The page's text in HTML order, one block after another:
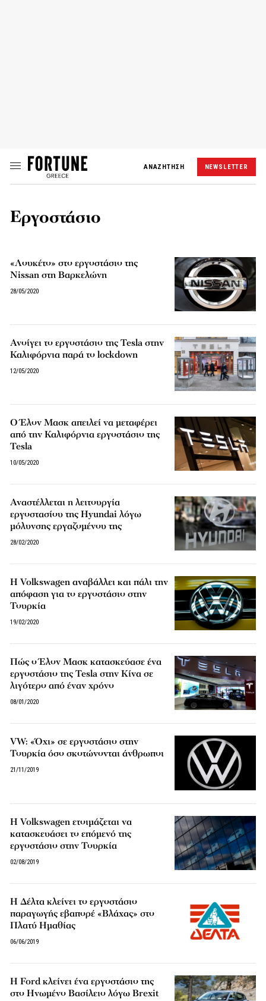
ΑΝΑΖΗΤΗΣΗ NEWSLETTER
Εργοστάσιο
«Λουκέτο» στο εργοστάσιο της
Nissan στη Βαρκελώνη
28/05/2020
Ανοίγει το εργοστάσιο της Tesla στην
Καλιφόρνια παρά το lockdown
12/05/2020
Ο Έλον Μασκ απειλεί να μεταφέρει
από την Καλιφόρνια εργοστάσιο της
Tesla
10/05/2020
Αναστέλλεται η λειτουργία
εργοστασίου της Hyundai λόγω
μόλυνσης εργαζομένου της
28/02/2020
Η Volkswagen αναβάλλει και πάλι την
απόφαση για το εργοστάσιο στην
Τουρκία
19/02/2020
Πώς ο Έλον Μασκ κατασκεύασε ένα
εργοστάσιο της Tesla στην Κίνα σε
λιγότερο από έναν χρόνο
08/01/2020
VW: «Όχι» σε εργοστάσιο στην
Τουρκία όσο σκοτώνονται άνθρωποι
21/11/2019
Η Volkswagen ετοιμάζεται να
κατασκευάσει το επόμενό της
εργοστάσιο στην Τουρκία
02/08/2019
Η Δέλτα κλείνει το εργοστάσιο
παραγωγής εβαπορέ «Βλάχας» στο
Πλατύ Ημαθίας
06/06/2019
Η Ford κλείνει ένα εργοστάσιο της
στο Ηνωμένο Βασίλειο λόγω Brexit